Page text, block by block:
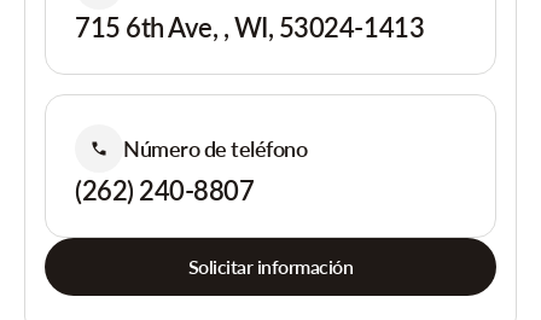
715 6th Ave, , WI, 53024-1413
Número de teléfono
(262) 240-8807
Solicitar información